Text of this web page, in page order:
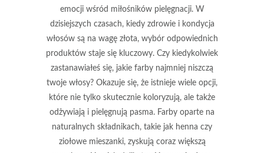
emocji wśród miłośników pielęgnacji. W
dzisiejszych czasach, kiedy zdrowie i kondycja
włosów są na wagę złota, wybór odpowiednich
produktów staje się kluczowy. Czy kiedykolwiek
zastanawiałeś się, jakie farby najmniej niszczą
twoje włosy? Okazuje się, że istnieje wiele opcji,
które nie tylko skutecznie koloryzują, ale także
odżywiają i pielęgnują pasma. Farby oparte na
naturalnych składnikach, takie jak henna czy
ziołowe mieszanki, zyskują coraz większą